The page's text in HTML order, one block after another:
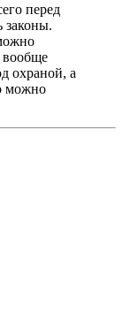
перед
законы.
вообще
охраной, а
можно